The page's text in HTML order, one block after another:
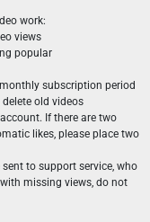
work:
views
popular
subscription period
old videos
If there are two
likes, please place two
to support service, who
missing views, do not